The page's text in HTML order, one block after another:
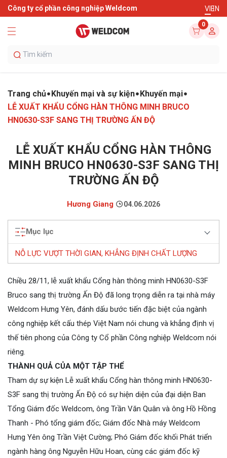
Công ty cổ phần công nghiệp Weldcom VIEN
0
Trang chủ Khuyến mại và sự kiện Khuyến mại
LỄ XUẤT KHẨU CỔNG HÀN THÔNG MINH BRUCO
HN0630-S3F SANG THỊ TRƯỜNG ẤN ĐỘ
LỄ XUẤT KHẨU CỔNG HÀN THÔNG
MINH BRUCO HN0630-S3F SANG THỊ
TRƯỜNG ẤN ĐỘ
Hương Giang 04.06.2026
Mục lục
NỖ LỰC VƯỢT THỜI GIAN, KHẲNG ĐỊNH CHẤT LƯỢNG
Chiều 28/11, lễ xuất khẩu Cổng hàn thông minh HN0630-S3F
Bruco sang thị trường Ấn Độ đã long trọng diễn ra tại nhà máy
Weldcom Hưng Yên, đánh dấu bước tiến đặc biệt của ngành
công nghiệp kết cấu thép Việt Nam nói chung và khẳng định vị
thế tiên phong của Công ty Cổ phần Công nghiệp Weldcom nói
riêng.
THÀNH QUẢ CỦA MỘT TẬP THỂ
Tham dự sự kiện Lễ xuất khẩu Cổng hàn thông minh HN0630-
S3F sang thị trường Ấn Độ có sự hiện diện của đại diện Ban
Tổng Giám đốc Weldcom, ông Trần Văn Quân và ông Hồ Hồng
Thanh - Phó tổng giám đốc; Giám đốc Nhà máy Weldcom
Hưng Yên ông Trần Việt Cường; Phó Giám đốc khối Phát triển
ngành hàng ông Nguyễn Hữu Hoan, cùng các giám đốc kỹ